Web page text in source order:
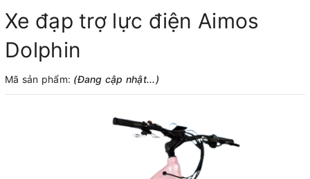
Xe đạp trợ lực điện Aimos
Dolphin
Mã sản phẩm: (Đang cập nhật...)